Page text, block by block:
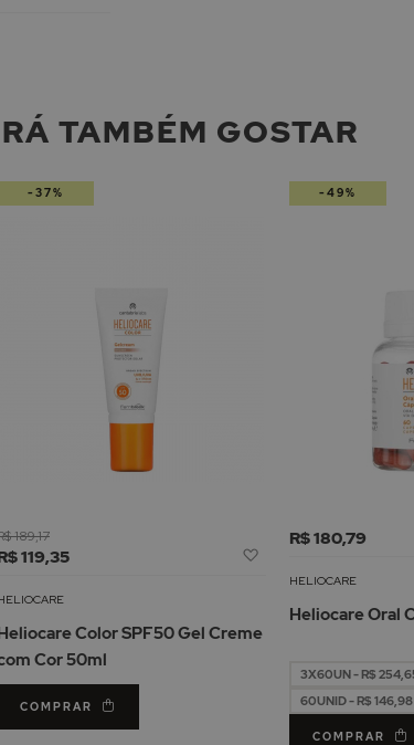
TAMBÉM GOSTAR
119,35
189,17
Color SPF50 Gel Creme
Cor 50ml
COMPRAR
-37%
R$ 180,79
HELIOCARE
Heliocare Oral
3X60UN - R$
60UNID - R$ 146,98
COMPRAR
-49%